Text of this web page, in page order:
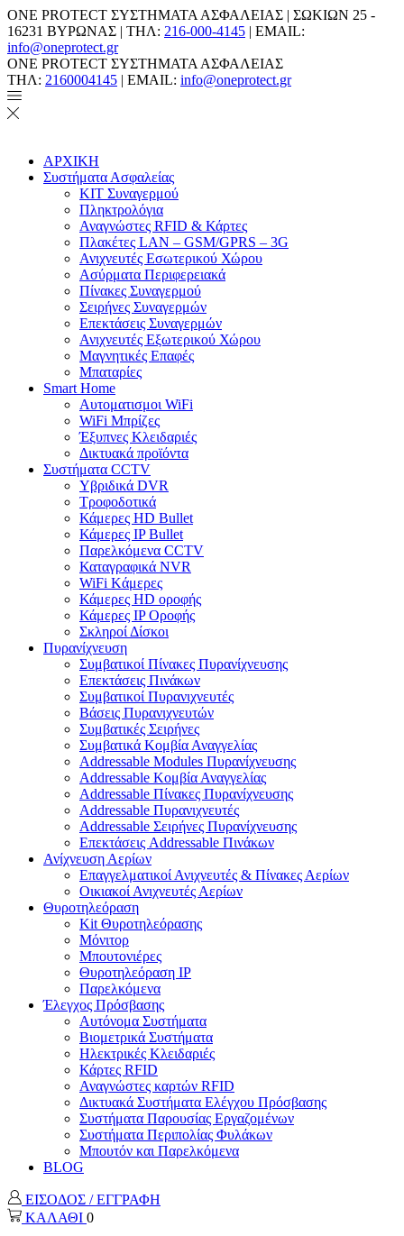
ONE PROTECT ΣΥΣΤΗΜΑΤΑ ΑΣΦΑΛΕΙΑΣ | ΣΩΚΙΩΝ 25 -
16231 ΒΥΡΩΝΑΣ | ΤΗΛ: 216-000-4145 | EMAIL:
info@oneprotect.gr
ONE PROTECT ΣΥΣΤΗΜΑΤΑ ΑΣΦΑΛΕΙΑΣ
ΤΗΛ: 2160004145 | EMAIL: info@oneprotect.gr
ΑΡΧΙΚΗ
Συστήματα Ασφαλείας
ΚΙΤ Συναγερμού
Πληκτρολόγια
Αναγνώστες RFID & Κάρτες
Πλακέτες LAN – GSM/GPRS – 3G
Ανιχνευτές Εσωτερικού Χώρου
Aσύρματα Περιφερειακά
Πίνακες Συναγερμού
Σειρήνες Συναγερμών
Επεκτάσεις Συναγερμών
Ανιχνευτές Εξωτερικού Χώρου
Μαγνητικές Επαφές
Μπαταρίες
Smart Home
Αυτοματισμοι WiFi
WiFi Μπρίζες
Έξυπνες Κλειδαριές
Δικτυακά προϊόντα
Συστήματα CCTV
Υβριδικά DVR
Tροφοδοτικά
Κάμερες HD Βullet
Κάμερες IP Βullet
Παρελκόμενα CCTV
Καταγραφικά NVR
WiFi Kάμερες
Κάμερες HD οροφής
Κάμερες IP Οροφής
Σκληροί Δίσκοι
Πυρανίχνευση
Συμβατικοί Πίνακες Πυρανίχνευσης
Επεκτάσεις Πινάκων
Συμβατικοί Πυρανιχνευτές
Βάσεις Πυρανιχνευτών
Συμβατικές Σειρήνες
Συμβατικά Κομβία Αναγγελίας
Addressable Modules Πυρανίχνευσης
Addressable Κομβία Αναγγελίας
Addressable Πίνακες Πυρανίχνευσης
Addressable Πυρανιχνευτές
Addressable Σειρήνες Πυρανίχνευσης
Επεκτάσεις Addressable Πινάκων
Ανίχνευση Αερίων
Επαγγελματικοί Ανιχνευτές & Πίνακες Αερίων
Οικιακοί Ανιχνευτές Αερίων
Θυροτηλεόραση
Kit Θυροτηλεόρασης
Μόνιτορ
Μπουτονιέρες
Θυροτηλεόραση ΙΡ
Παρελκόμενα
Έλεγχος Πρόσβασης
Aυτόνομα Συστήματα
Βιομετρικά Συστήματα
Ηλεκτρικές Κλειδαριές
Κάρτες RFID
Αναγνώστες καρτών RFID
Δικτυακά Συστήματα Ελέγχου Πρόσβασης
Συστήματα Παρουσίας Εργαζομένων
Συστήματα Περιπολίας Φυλάκων
Mπουτόν και Παρελκόμενα
BLOG
ΕΙΣΟΔΟΣ / ΕΓΓΡΑΦΗ
ΚΑΛΑΘΙ 0